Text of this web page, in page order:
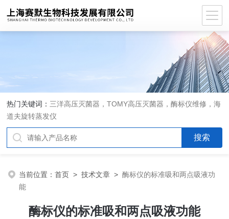
热门关键词： 三洋高压灭菌器，TOMY高压灭菌器，酶标仪维修，海
道夫旋转蒸发仪
当前位置：首页 >技术文章 >酶标仪的标准吸和两点吸液功
能
酶标仪的标准吸和两点吸液功能